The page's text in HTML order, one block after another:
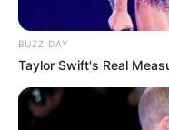
Auf einigen Seiten
Angebote integriert.
gekauft wird, ist das
dadurch der Preis
BUZZ DAY
Taylor Swift's Real